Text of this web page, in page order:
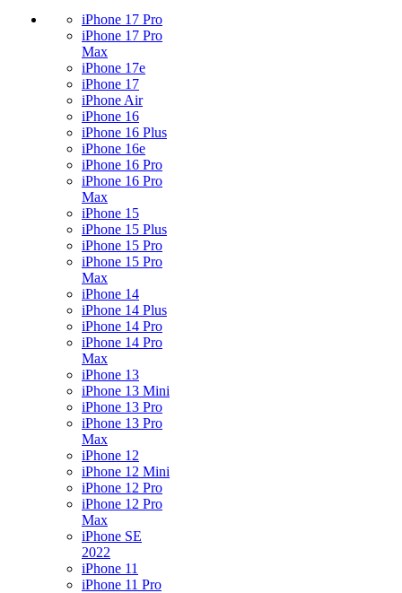
iPhone 17 Pro
iPhone 17 Pro
Max
iPhone 17e
iPhone 17
iPhone Air
iPhone 16
iPhone 16 Plus
iPhone 16e
iPhone 16 Pro
iPhone 16 Pro
Max
iPhone 15
iPhone 15 Plus
iPhone 15 Pro
iPhone 15 Pro
Max
iPhone 14
iPhone 14 Plus
iPhone 14 Pro
iPhone 14 Pro
Max
iPhone 13
iPhone 13 Mini
iPhone 13 Pro
iPhone 13 Pro
Max
iPhone 12
iPhone 12 Mini
iPhone 12 Pro
iPhone 12 Pro
Max
iPhone SE
2022
iPhone 11
iPhone 11 Pro